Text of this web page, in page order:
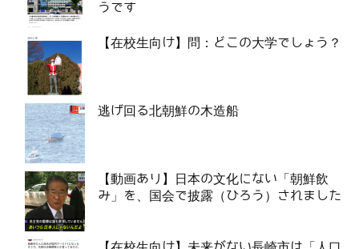
うです
【在校生向け】問：どこの大学でしょう？
逃げ回る北朝鮮の木造船
【動画あり】日本の文化にない「朝鮮飲
み」を、国会で披露（ひろう）されました